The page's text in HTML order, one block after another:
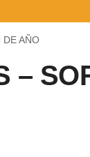
DE AÑO
–